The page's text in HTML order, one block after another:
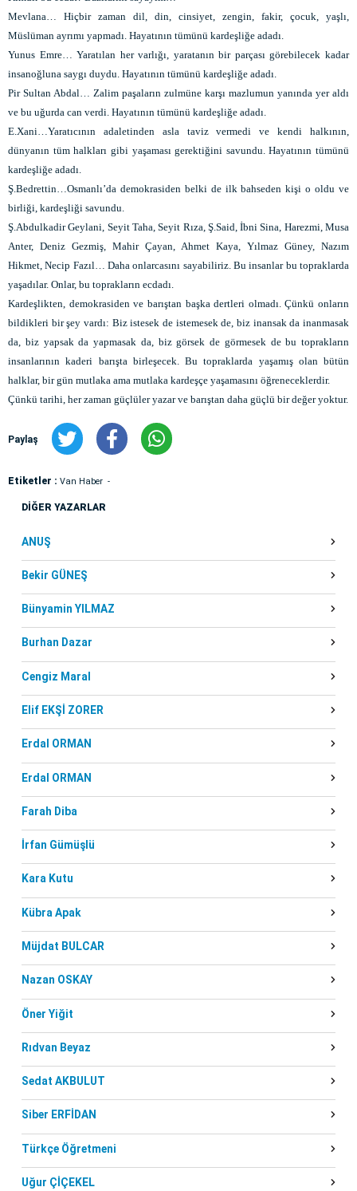
Mevlana… Hiçbir zaman dil, din, cinsiyet, zengin, fakir, çocuk, yaşlı,
Müslüman ayrımı yapmadı. Hayatının tümünü kardeşliğe adadı.
Yunus Emre… Yaratılan her varlığı, yaratanın bir parçası görebilecek kadar
insanoğluna saygı duydu. Hayatının tümünü kardeşliğe adadı.
Pir Sultan Abdal… Zalim paşaların zulmüne karşı mazlumun yanında yer aldı
ve bu uğurda can verdi. Hayatının tümünü kardeşliğe adadı.
E.Xani…Yaratıcının adaletinden asla taviz vermedi ve kendi halkının,
dünyanın tüm halkları gibi yaşaması gerektiğini savundu. Hayatının tümünü
kardeşliğe adadı.
Ş.Bedrettin…Osmanlı’da demokrasiden belki de ilk bahseden kişi o oldu ve
birliği, kardeşliği savundu.
Ş.Abdulkadir Geylani, Seyit Taha, Seyit Rıza, Ş.Said, İbni Sina, Harezmi, Musa
Anter, Deniz Gezmiş, Mahir Çayan, Ahmet Kaya, Yılmaz Güney, Nazım
Hikmet, Necip Fazıl… Daha onlarcasını sayabiliriz. Bu insanlar bu topraklarda
yaşadılar. Onlar, bu toprakların ecdadı.
Kardeşlikten, demokrasiden ve barıştan başka dertleri olmadı. Çünkü onların
bildikleri bir şey vardı: Biz istesek de istemesek de, biz inansak da inanmasak
da, biz yapsak da yapmasak da, biz görsek de görmesek de bu toprakların
insanlarının kaderi barışta birleşecek. Bu topraklarda yaşamış olan bütün
halklar, bir gün mutlaka ama mutlaka kardeşçe yaşamasını öğreneceklerdir.
Çünkü tarihi, her zaman güçlüler yazar ve barıştan daha güçlü bir değer yoktur.
Paylaş
Etiketler : Van Haber
DİĞER YAZARLAR
ANUŞ
Bekir GÜNEŞ
Bünyamin YILMAZ
Burhan Dazar
Cengiz Maral
Elif EKŞİ ZORER
Erdal ORMAN
Erdal ORMAN
Farah Diba
İrfan Gümüşlü
Kara Kutu
Kübra Apak
Müjdat BULCAR
Nazan OSKAY
Öner Yiğit
Rıdvan Beyaz
Sedat AKBULUT
Siber ERFİDAN
Türkçe Öğretmeni
Uğur ÇİÇEKEL